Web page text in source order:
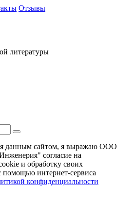
Отзывы
литературы
данным сайтом, я выражаю ООО
согласие на
и обработку своих
интернет-сервиса
конфиденциальности